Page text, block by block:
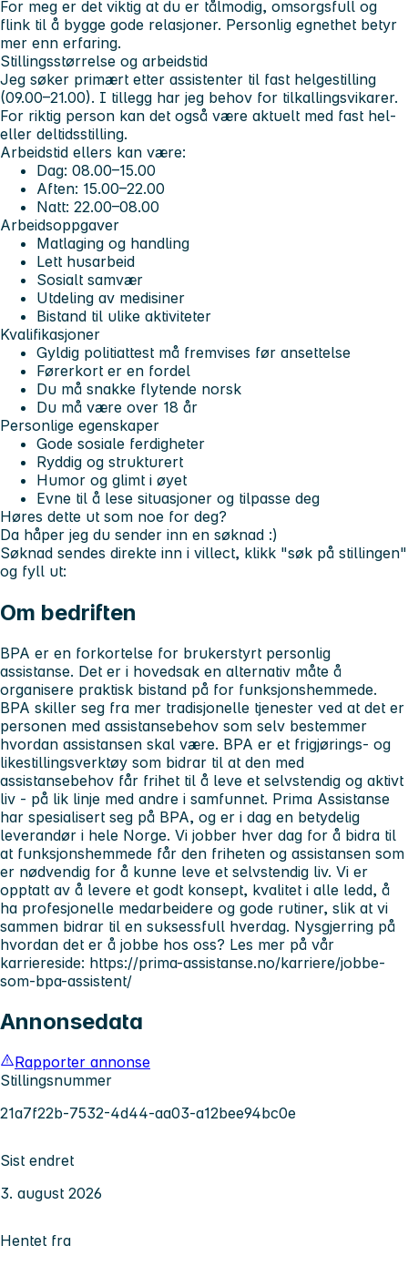
For meg er det viktig at du er tålmodig, omsorgsfull og
flink til å bygge gode relasjoner. Personlig egnethet betyr
mer enn erfaring.
Stillingsstørrelse og arbeidstid
Jeg søker primært etter assistenter til fast helgestilling
(09.00–21.00). I tillegg har jeg behov for tilkallingsvikarer.
For riktig person kan det også være aktuelt med fast hel-
eller deltidsstilling.
Arbeidstid ellers kan være:
Dag: 08.00–15.00
Aften: 15.00–22.00
Natt: 22.00–08.00
Arbeidsoppgaver
Matlaging og handling
Lett husarbeid
Sosialt samvær
Utdeling av medisiner
Bistand til ulike aktiviteter
Kvalifikasjoner
Gyldig politiattest må fremvises før ansettelse
Førerkort er en fordel
Du må snakke flytende norsk
Du må være over 18 år
Personlige egenskaper
Gode sosiale ferdigheter
Ryddig og strukturert
Humor og glimt i øyet
Evne til å lese situasjoner og tilpasse deg
Høres dette ut som noe for deg?
Da håper jeg du sender inn en søknad :)
Søknad sendes direkte inn i villect, klikk "søk på stillingen"
og fyll ut:
Om bedriften
BPA er en forkortelse for brukerstyrt personlig
assistanse. Det er i hovedsak en alternativ måte å
organisere praktisk bistand på for funksjonshemmede.
BPA skiller seg fra mer tradisjonelle tjenester ved at det er
personen med assistansebehov som selv bestemmer
hvordan assistansen skal være. BPA er et frigjørings- og
likestillingsverktøy som bidrar til at den med
assistansebehov får frihet til å leve et selvstendig og aktivt
liv - på lik linje med andre i samfunnet. Prima Assistanse
har spesialisert seg på BPA, og er i dag en betydelig
leverandør i hele Norge. Vi jobber hver dag for å bidra til
at funksjonshemmede får den friheten og assistansen som
er nødvendig for å kunne leve et selvstendig liv. Vi er
opptatt av å levere et godt konsept, kvalitet i alle ledd, å
ha profesjonelle medarbeidere og gode rutiner, slik at vi
sammen bidrar til en suksessfull hverdag. Nysgjerring på
hvordan det er å jobbe hos oss? Les mer på vår
karriereside: https://prima-assistanse.no/karriere/jobbe-
som-bpa-assistent/
Annonsedata
Rapporter annonse
Stillingsnummer
21a7f22b-7532-4d44-aa03-a12bee94bc0e
Sist endret
3. august 2026
Hentet fra